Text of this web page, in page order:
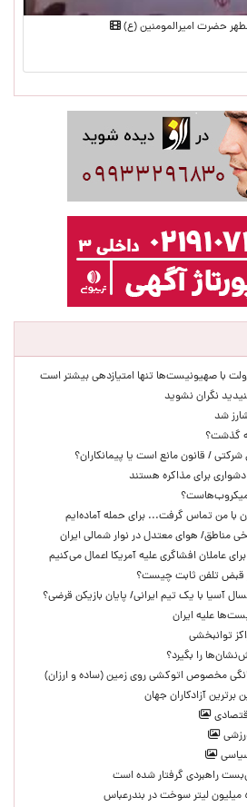
حضرت امیرالمومنین (ع)
با صهیونیست‌ها تنها امتیازدهی‌ بیشتر است
نگران نشوید
شد
چه گذشت؟
/ قانون مانع است یا پیمانکاران؟
برای مذاکره هستند
با من تماس گرفت... برای حمله آماده‌ایم
عاملان افشاگری‌ علیه آمریکا اعمال می‌کنیم
قبض تلفن ثابت چیست؟
آسیا با یک تیم ایرانی/ پایان بازیکن قرضی؟
علیه ایران
توانبخشی
را بگیرد؟
مخصوص اتوکشی روی زمین (ساده و ارزان)
آزادکاران جهان
راهبردی گرفتار شده است